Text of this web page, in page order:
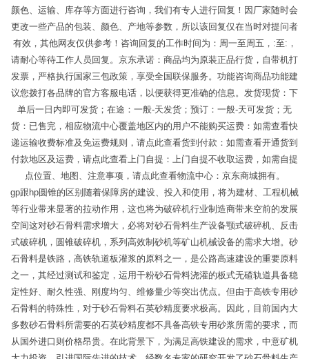
颜色、运输、库存等方面进行咨询，我们有专人进行回复！因厂家随时会
更改一些产品的包装、颜色、产地等参数，所以该回复仅在当时对提问者
有效，其他网友仅供参考！咨询回复的工作时间为：周一至周五，:至:，
请耐心等待工作人员回复。京东承诺：商品均为原装正品行货，自带机打
发票，严格执行国家三包政策，享受全国联保服务。功能咨询商品功能建
议您拨打各品牌的官方客服电话，以便获得更准确的信息。发货现货：下
单后一日内即可发货；在途：一般-天发货；预订：一般-天可发货；无
货：已售完，相应物流中心覆盖地区内的用户不能购买运费：如需查看快
递运输收费标准及免运费规则，请点此查看货到付款：如需查看开通货到
付款地区及运费，请点此查看上门自提：上门自提不收取运费，如需自提
点位置、地图、注意事项，请点此查看物流中心：京东商城拥有。
gp跟hp圆锥的区别随着保障房的建设、投入和使用，将为建材、工程机械
等行业带来显著的拉动作用，这也将为破碎机行业制造商带来空前的发展
空间这对砂石骨料需求增大，必将对砂石骨料生产设备颚式破碎机、反击
式破碎机，圆锥破碎机，系列高效制砂机等矿山机械设备的需求大增。砂
石骨料是铁路，高铁轨道板灌浆的原料之一，是公路高速建设的重要原料
之一，其经过测试和鉴定，运用干粉砂石骨料浇灌的板式无碴轨道具备稳
定性好、耐久性强、刚度均匀、维修量少等突出优点。但由于高铁专用砂
石骨料的特殊性，对于砂石骨料石英砂精度要求极高。因此，目前国内大
多数砂石骨料所需要的石英砂精度都不具备高铁专用砂浆所需的要求，而
从国外进口则价格昂贵。在此背景下，为满足高铁建设的需求，中意矿机